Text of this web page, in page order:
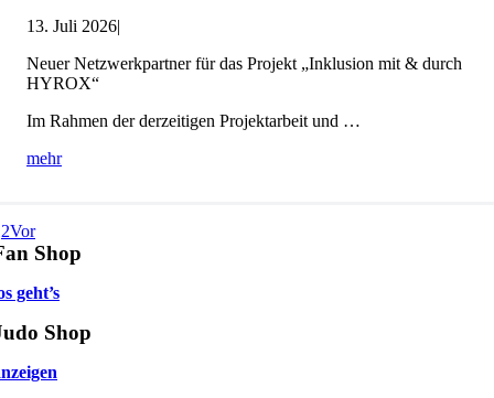
13. Juli 2026|
Neuer Netzwerkpartner für das Projekt „Inklusion mit & durch
HYROX“
Im Rahmen der derzeitigen Projektarbeit und …
mehr
2Vor
Shop
geht’s
Shop